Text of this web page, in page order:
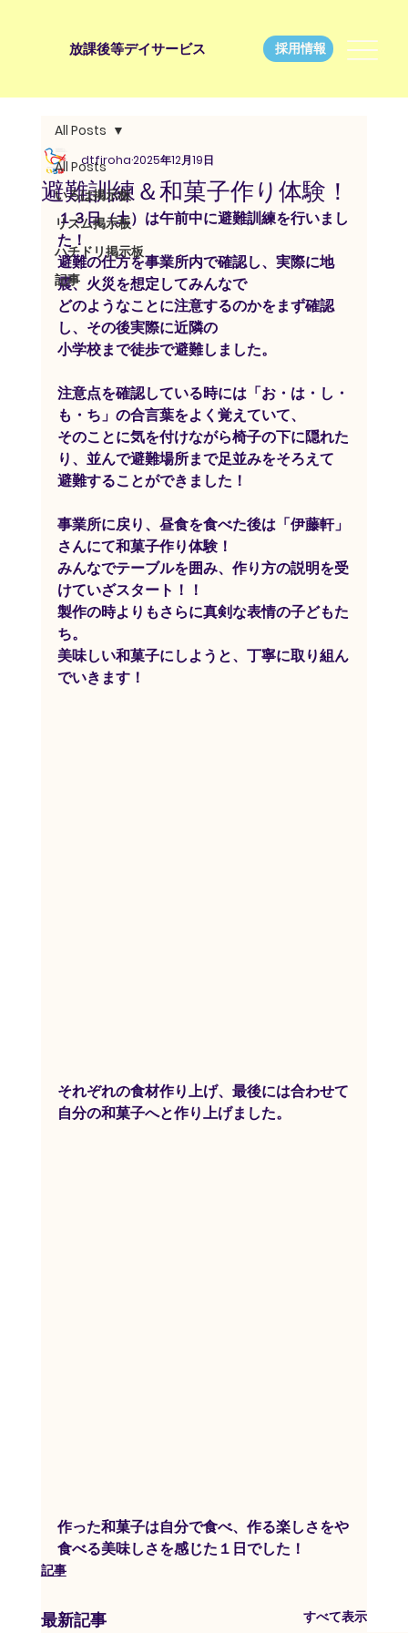
放課後等デイサービス 採用情報
All Posts
いろは掲示板
リズム掲示板
ハチドリ掲示板
記事
All Posts
避難訓練＆和菓子作り体験！
dtfiroha2025年12月19日
１３日（土）は午前中に避難訓練を行いまし
た！
避難の仕方を事業所内で確認し、実際に地
震、火災を想定してみんなで
どのようなことに注意するのかをまず確認
し、その後実際に近隣の
小学校まで徒歩で避難しました。
注意点を確認している時には「お・は・し・
も・ち」の合言葉をよく覚えていて、
そのことに気を付けながら椅子の下に隠れた
り、並んで避難場所まで足並みをそろえて
避難することができました！
事業所に戻り、昼食を食べた後は「伊藤軒」
さんにて和菓子作り体験！
みんなでテーブルを囲み、作り方の説明を受
けていざスタート！！
製作の時よりもさらに真剣な表情の子どもた
ち。
美味しい和菓子にしようと、丁寧に取り組ん
でいきます！
それぞれの食材作り上げ、最後には合わせて
自分の和菓子へと作り上げました。
作った和菓子は自分で食べ、作る楽しさをや
食べる美味しさを感じた１日でした！
記事
最新記事 すべて表示